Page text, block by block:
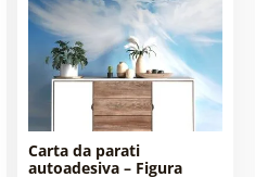
Carta da parati
autoadesiva – Figura